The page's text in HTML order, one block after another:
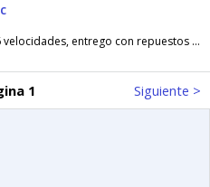
entrego con repuestos adicionales, un par de
1 Siguiente >